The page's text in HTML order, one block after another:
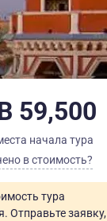
59,500
начала тура
в стоимость?
тура
Отправьте заявку,